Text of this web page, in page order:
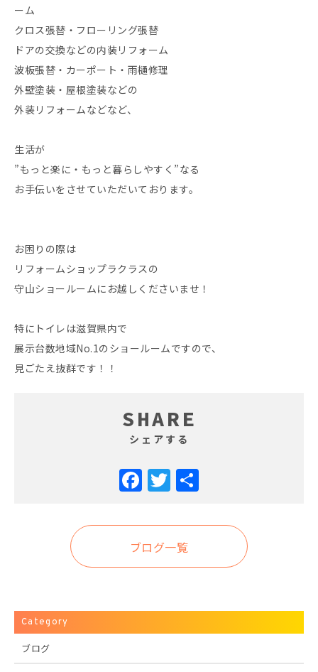
ーム
クロス張替・フローリング張替
ドアの交換などの内装リフォーム
波板張替・カーポート・雨樋修理
外壁塗装・屋根塗装などの
外装リフォームなどなど、
生活が
”もっと楽に・もっと暮らしやすく”なる
お手伝いをさせていただいております。
お困りの際は
リフォームショップラクラスの
守山ショールームにお越しくださいませ！
特にトイレは滋賀県内で
展示台数地域No.1のショールームですので、
見ごたえ抜群です！！
SHARE
シェアする
Facebook
Twitter
ブログ一覧
Category
ブログ